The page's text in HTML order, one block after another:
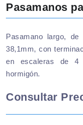
Pasamanos
Pasamano largo,
38,1mm, con
en escaleras de 4
hormigón.
Consultar